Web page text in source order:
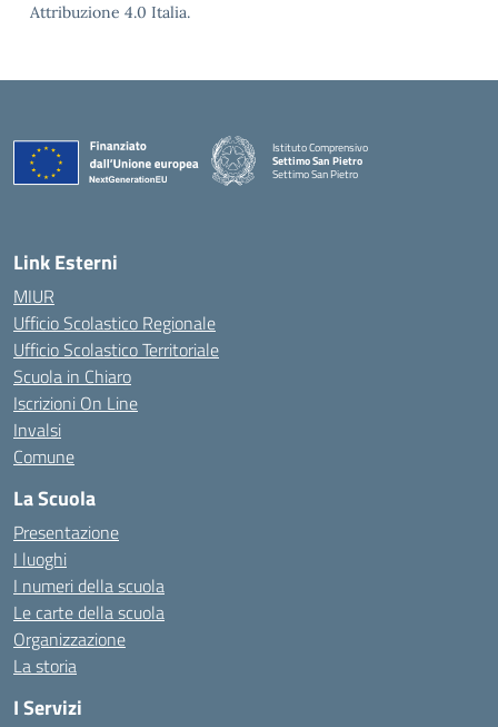
Attribuzione 4.0 Italia.
Istituto Comprensivo
Settimo San Pietro
Settimo San Pietro
Link Esterni
MIUR
Ufficio Scolastico Regionale
Ufficio Scolastico Territoriale
Scuola in Chiaro
Iscrizioni On Line
Invalsi
Comune
La Scuola
Presentazione
I luoghi
I numeri della scuola
Le carte della scuola
Organizzazione
La storia
I Servizi